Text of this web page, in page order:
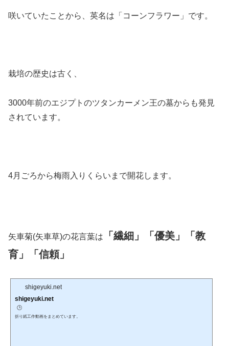
咲いていたことから、英名は「コーンフラワー」です。
栽培の歴史は古く、
3000年前のエジプトのツタンカーメン王の墓からも発見
されています。
4月ごろから梅雨入りくらいまで開花します。
矢車菊(矢車草)の花言葉は
「繊細」「優美」「教
育」「信頼」
shigeyuki.net
shigeyuki.net
🕒️
折り紙工作動画をまとめています。